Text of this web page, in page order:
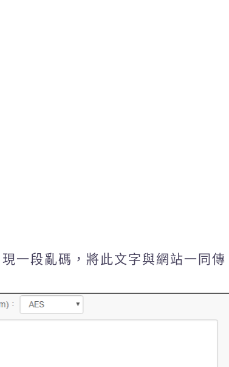
一段亂碼，將此文字與網站一同傳